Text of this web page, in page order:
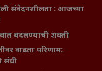
संवेदनशीलता : आजच्या
बदलण्याची शक्ती
वाढता परिणाम:
संधी